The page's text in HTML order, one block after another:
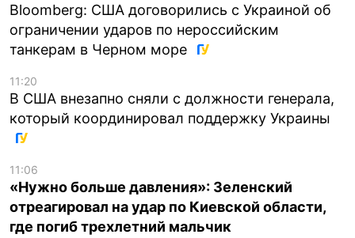
Bloomberg: США договорились с Украиной об
ограничении ударов по нероссийским
танкерам в Черном море
11:20
В США внезапно сняли с должности генерала,
который координировал поддержку Украины
11:06
«Нужно больше давления»: Зеленский
отреагировал на удар по Киевской области,
где погиб трехлетний мальчик